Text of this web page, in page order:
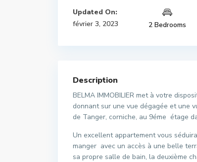
Updated On:
février 3, 2023
2 Bedrooms
Description
BELMA IMMOBILIER met à votre
donnant sur une vue dégagée et une
de Tanger, corniche, au 9éme étage
Un excellent appartement vous
manger avec un accès à une belle
sa propre salle de bain, la deuxième